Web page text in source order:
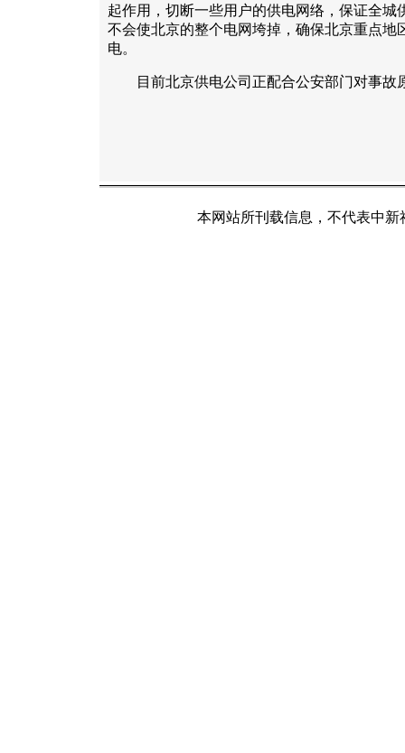
起作用，切断一些用户的供电网络，保证全城
不会使北京的整个电网垮掉，确保北京重点地
电。
目前北京供电公司正配合公安部门对事故
本网站所刊载信息，不代表中